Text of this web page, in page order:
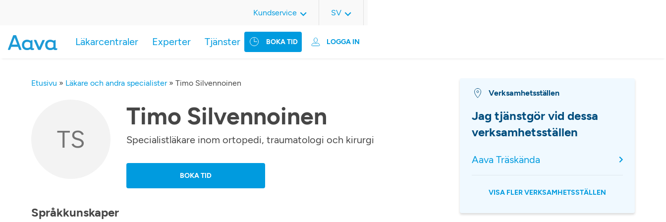
BOKA TID LOGGA IN
Läkarcentraler Experter Tjänster
Kundservice SV
Etusivu » Läkare och andra specialister» Timo Silvennoinen
TS
Timo Silvennoinen
Specialistläkare inom ortopedi, traumatologi och kirurgi
BOKA TID
Språkkunskaper
Verksamhetsställen
Jag tjänstgör vid dessa
verksamhetsställen
Aava Träskända
VISA FLER VERKSAMHETSSTÄLLEN